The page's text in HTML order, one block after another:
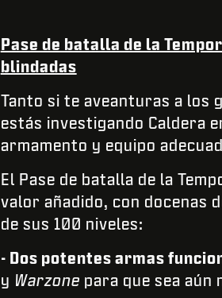
Pase de batalla de la
blindadas
Tanto si te aveanturas a los
estás investigando Caldera
armamento y equipo
El Pase de batalla de la
valor añadido, con docenas
de sus 100 niveles:
- Dos potentes armas
y Warzone para que sea